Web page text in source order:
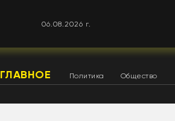
06.08.2026 г.
ГЛАВНОЕ Политика Общество